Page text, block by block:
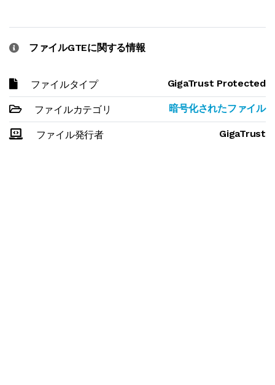
ファイルGTEに関する情報
ファイルタイプ GigaTrust Protected
ファイルカテゴリ 暗号化されたファイル
ファイル発行者 GigaTrust